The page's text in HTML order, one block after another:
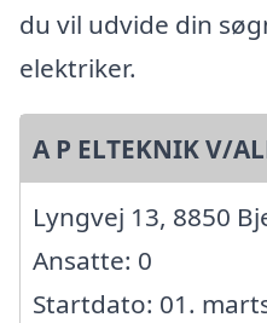
du vil udvide din
elektriker.
A P ELTEKNIK V/
Lyngvej 13, 8850
Ansatte: 0
Startdato: 01.